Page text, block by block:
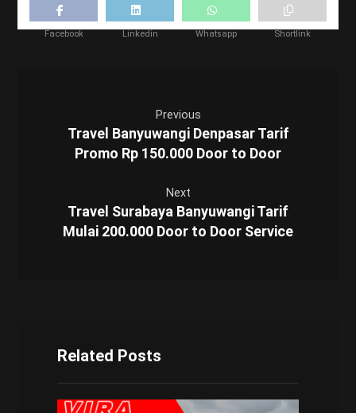
Facebook Linkedin Whatsapp Shortlink
Previous
Travel Banyuwangi Denpasar Tarif
Promo Rp 150.000 Door to Door
Next
Travel Surabaya Banyuwangi Tarif
Mulai 200.000 Door to Door Service
Related Posts